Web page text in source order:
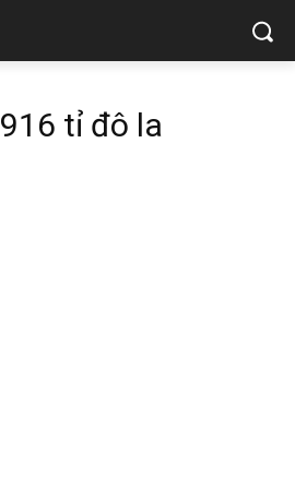
tỉ đô la